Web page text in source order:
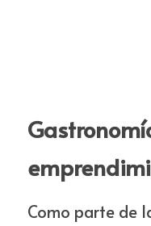
Como parte de